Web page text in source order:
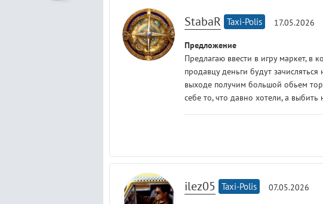
StabaR Taxi-Polis 17.05.2026
Предложение
Предлагаю ввести в игру маркет, в
продавцу деньги будут
выходе получим большой обьем
себе то, что давно хотели, а выбить
ilez05 Taxi-Polis 07.05.2026